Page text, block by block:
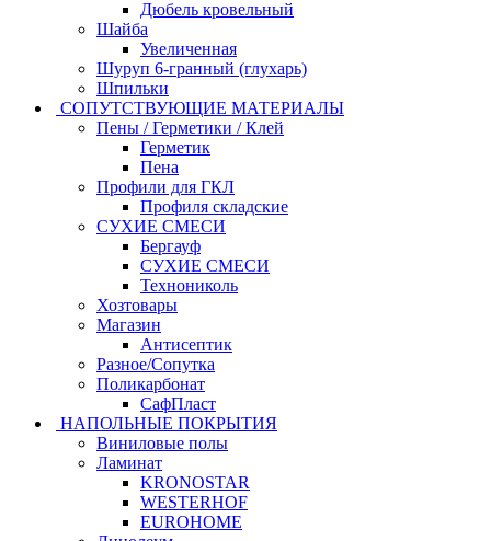
Дюбель кровельный
Шайба
Увеличенная
Шуруп 6-гранный (глухарь)
Шпильки
СОПУТСТВУЮЩИЕ МАТЕРИАЛЫ
Пены / Герметики / Клей
Герметик
Пена
Профили для ГКЛ
Профиля складские
СУХИЕ СМЕСИ
Бергауф
СУХИЕ СМЕСИ
Технониколь
Хозтовары
Магазин
Антисептик
Разное/Сопутка
Поликарбонат
СафПласт
НАПОЛЬНЫЕ ПОКРЫТИЯ
Виниловые полы
Ламинат
KRONOSTAR
WESTERHOF
EUROHOME